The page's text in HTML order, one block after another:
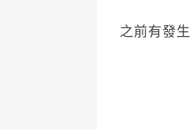
之前有發生